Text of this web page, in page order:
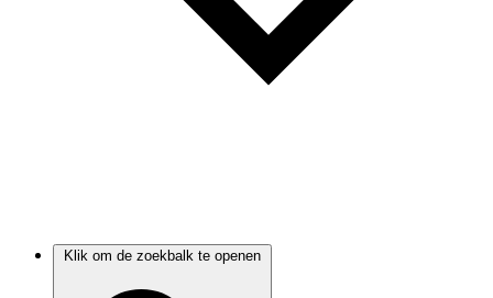
Klik om de zoekbalk te openen